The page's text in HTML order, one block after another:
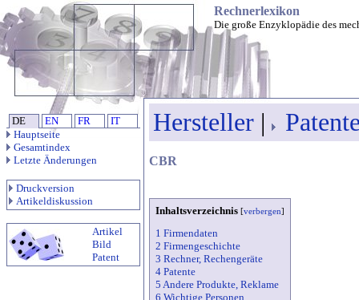
Rechnerlexikon
Die große Enzyklopädie des
DE EN FR
IT
Hauptseite
Gesamtindex
Letzte Änderungen
Druckversion
Artikeldiskussion
Artikel
Bild
Patent
Hersteller |
CBR
Inhaltsverzeichnis [verbergen]
1 Firmendaten
2 Firmengeschichte
3 Rechner, Rechengeräte
4 Patente
5 Andere Produkte, Reklame
6 Wichtige Personen